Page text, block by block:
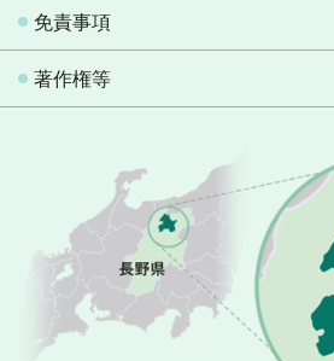
免責事項
著作権等